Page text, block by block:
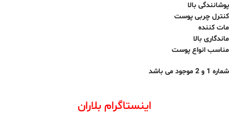
پوشانندگی بالا
کنترل چربی پوست
مات کننده
ماندگاری بالا
مناسب انواع پوست
شماره 1 و 2 موجود می باشد
اینستاگرام بلاران